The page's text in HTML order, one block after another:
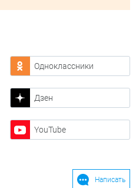
Одноклассники
Дзен
YouTube
Написать